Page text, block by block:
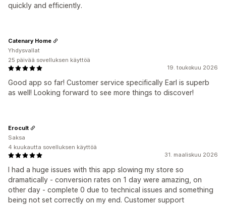
quickly and efficiently.
19. toukokuu 2026
Good app so far! Customer service specifically Earl is superb
as well! Looking forward to see more things to discover!
Catenary Home
Yhdysvallat
25 päivää sovelluksen käyttöä
31. maaliskuu 2026
I had a huge issues with this app slowing my store so
dramatically - conversion rates on 1 day were amazing, on
other day - complete 0 due to technical issues and something
being not set correctly on my end. Customer support
Erocult
Saksa
4 kuukautta sovelluksen käyttöä